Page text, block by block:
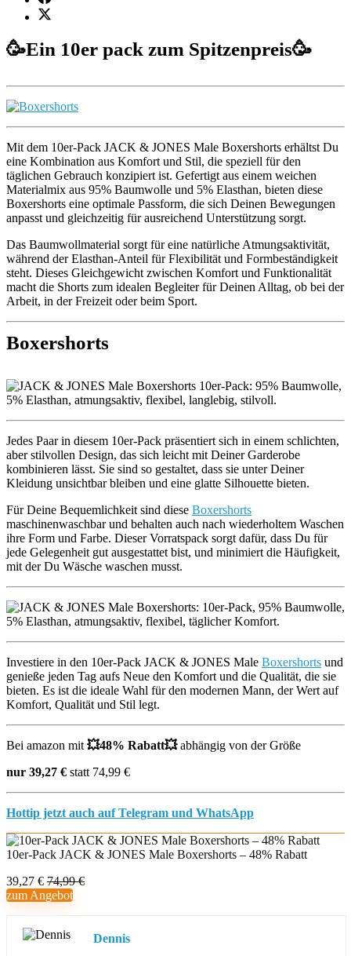
🥳Ein 10er pack zum Spitzenpreis🥳
Mit dem 10er-Pack JACK & JONES Male Boxershorts erhältst Du
eine Kombination aus Komfort und Stil, die speziell für den
täglichen Gebrauch konzipiert ist. Gefertigt aus einem weichen
Materialmix aus 95% Baumwolle und 5% Elasthan, bieten diese
Boxershorts eine optimale Passform, die sich Deinen Bewegungen
anpasst und gleichzeitig für ausreichend Unterstützung sorgt.
Das Baumwollmaterial sorgt für eine natürliche Atmungsaktivität,
während der Elasthan-Anteil für Flexibilität und Formbeständigkeit
steht. Dieses Gleichgewicht zwischen Komfort und Funktionalität
macht die Shorts zum idealen Begleiter für Deinen Alltag, ob bei der
Arbeit, in der Freizeit oder beim Sport.
Boxershorts
Jedes Paar in diesem 10er-Pack präsentiert sich in einem schlichten,
aber stilvollen Design, das sich leicht mit Deiner Garderobe
kombinieren lässt. Sie sind so gestaltet, dass sie unter Deiner
Kleidung unsichtbar bleiben und eine glatte Silhouette bieten.
Für Deine Bequemlichkeit sind diese Boxershorts
maschinenwaschbar und behalten auch nach wiederholtem Waschen
ihre Form und Farbe. Dieser Vorratspack sorgt dafür, dass Du für
jede Gelegenheit gut ausgestattet bist, und minimiert die Häufigkeit,
mit der Du Wäsche waschen musst.
Investiere in den 10er-Pack JACK & JONES Male Boxershorts und
genieße jeden Tag aufs Neue den Komfort und die Qualität, die sie
bieten. Es ist die ideale Wahl für den modernen Mann, der Wert auf
Komfort, Qualität und Stil legt.
Bei amazon mit 💥48% Rabatt💥 abhängig von der Größe
nur 39,27 € statt 74,99 €
Hottip jetzt auch auf Telegram und WhatsApp
10er-Pack JACK & JONES Male Boxershorts – 48% Rabatt
39,27 € 74,99 €
zum Angebot
Dennis